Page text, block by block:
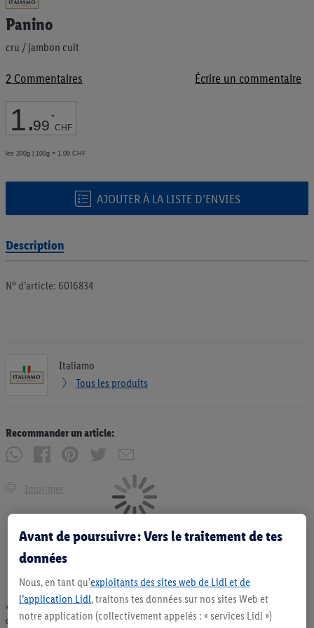
Panino
cru / jambon cuit
2 Commentaires Écrire un commentaire
1.99 *
CHF
les 200g | 100g = 1,00 CHF
AJOUTER À LA LISTE D’ENVIES
au
début
la
d’images
Description
N° d’article: 6016834
Italiamo
Tous les produits
Recommander un article:
Imprimer
* Offres valables dans la limite des stocks disponibles. Vente limitée à des
quantités usuelles pour un ménage. Vendu sans décoration. Les produits faisant
Avant de poursuivre : Vers le traitement de tes
données
Nous, en tant qu'exploitants des sites web de Lidl et de
l’application Lidl, traitons tes données sur nos sites Web et
notre application (collectivement appelés : « services Lidl »)